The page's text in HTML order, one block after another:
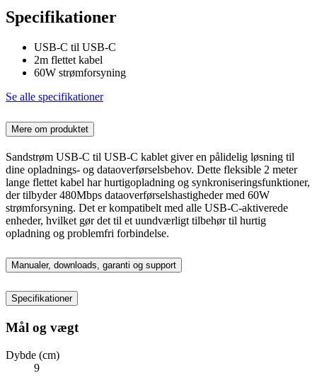
Specifikationer
USB-C til USB-C
2m flettet kabel
60W strømforsyning
Se alle specifikationer
Mere om produktet
Sandstrøm USB-C til USB-C kablet giver en pålidelig løsning til
dine opladnings- og dataoverførselsbehov. Dette fleksible 2 meter
lange flettet kabel har hurtigopladning og synkroniseringsfunktioner,
der tilbyder 480Mbps dataoverførselshastigheder med 60W
strømforsyning. Det er kompatibelt med alle USB-C-aktiverede
enheder, hvilket gør det til et uundværligt tilbehør til hurtig
opladning og problemfri forbindelse.
Manualer, downloads, garanti og support
Specifikationer
Mål og vægt
Dybde (cm)
9